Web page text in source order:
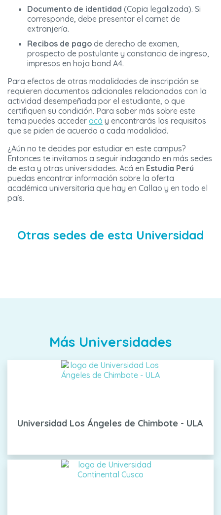
Documento de identidad (Copia legalizada). Si
corresponde, debe presentar el carnet de
extranjería.
Recibos de pago de derecho de examen,
prospecto de postulante y constancia de ingreso,
impresos en hoja bond A4.
Para efectos de otras modalidades de inscripción se
requieren documentos adicionales relacionados con la
actividad desempeñada por el estudiante, o que
certifiquen su condición. Para saber más sobre este
tema puedes acceder acá y encontrarás los requisitos
que se piden de acuerdo a cada modalidad.
¿Aún no te decides por estudiar en este campus?
Entonces te invitamos a seguir indagando en más sedes
de esta y otras universidades. Acá en Estudia Perú
puedas encontrar información sobre la oferta
académica universitaria que hay en Callao y en todo el
país.
Otras sedes de esta Universidad
Más Universidades
Universidad Los Ángeles de Chimbote - ULA